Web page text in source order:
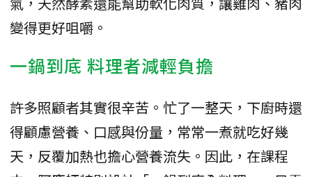
變得更好咀嚼。
一鍋到底 料理者減輕負擔
許多照顧者其實很辛苦。忙了一整天，下廚時還
得顧慮營養、口感與份量，常常一煮就吃好幾
天，反覆加熱也擔心營養流失。因此，在課程